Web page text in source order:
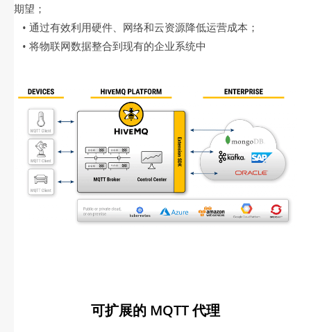
期望；
• 通过有效利用硬件、网络和云资源降低运营成本；
• 将物联网数据整合到现有的企业系统中
可扩展的 MQTT 代理